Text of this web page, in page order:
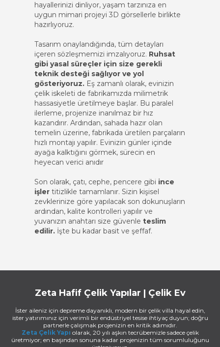
hayallerinizi dinliyor, yaşam tarzınıza en
uygun mimari projeyi 3D görsellerle birlikte
hazırlıyoruz.
Tasarım onaylandığında, tüm detayları
içeren sözleşmemizi imzalıyoruz. Ruhsat
gibi yasal süreçler için size gerekli
teknik desteği sağlıyor ve yol
gösteriyoruz. Eş zamanlı olarak, evinizin
çelik iskeleti de fabrikamızda milimetrik
hassasiyetle üretilmeye başlar. Bu paralel
ilerleme, projenize inanılmaz bir hız
kazandırır. Ardından, sahada hazır olan
temelin üzerine, fabrikada üretilen parçaların
hızlı montajı yapılır. Evinizin günler içinde
ayağa kalktığını görmek, sürecin en
heyecan verici anıdır
Son olarak, çatı, cephe, pencere gibi ince
işler titizlikle tamamlanır. Sizin kişisel
zevklerinize göre yapılacak son dokunuşların
ardından, kalite kontrolleri yapılır ve
yuvanızın anahtarı size güvenle teslim
edilir. İşte bu kadar basit ve şeffaf.
Zeta Hafif Çelik Yapılar | Çelik Ev
İster aileniz için depreme dayanıklı, modern bir çelik villa hayal edin,
ister yatırımınız için verimli bir endüstriyel tesise ihtiyaç duyun; doğru
partnerle çalışmak projenizin en kritik adımıdır.
Zeta Çelik Yapı olarak, 20 yılı aşkın tecrübemizle sadece çelik
üretmiyor; en başından sonuna kadar projenizin tüm sorumluluğunu